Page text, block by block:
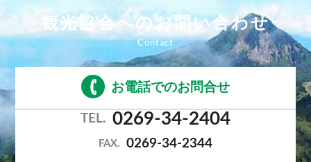
観光協会へのお問い合わせ
お電話でのお問合せ
TEL. 0269-34-2404
FAX. 0269-34-2344